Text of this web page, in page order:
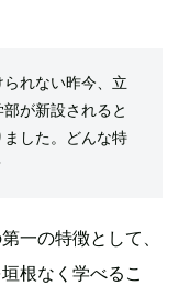
れない昨今、立
が新設されると
した。どんな特
一の特徴として、
根なく学べるこ